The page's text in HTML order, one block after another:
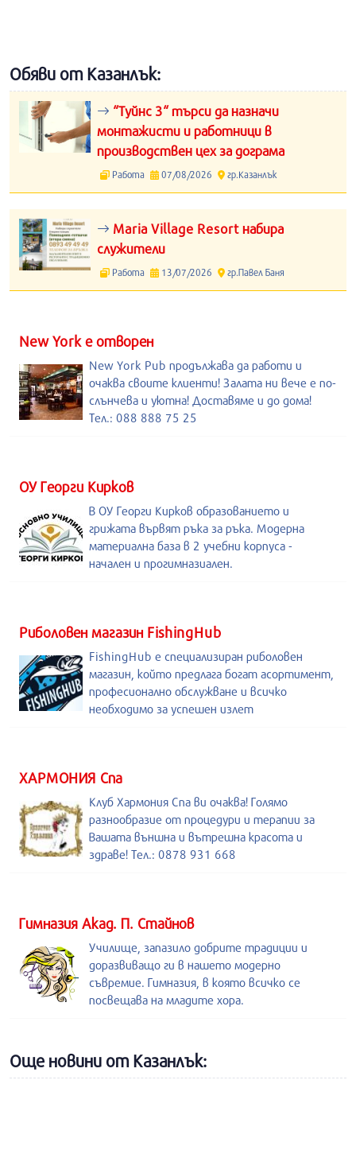
Обяви от Казанлък:
“Туйнс 3“ търси да назначи
монтажисти и работници в
производствен цех за дограма
Работа 07/08/2026 гр.Казанлък
Maria Village Resort набира
служители
Работа 13/07/2026 гр.Павел Баня
New York е отворен
New York Pub продължава да работи и
очаква своите клиенти! Залата ни вече е по-
слънчева и уютна! Доставяме и до дома!
Тел.: 088 888 75 25
ОУ Георги Кирков
В ОУ Георги Кирков образованието и
грижата вървят ръка за ръка. Модерна
материална база в 2 учебни корпуса -
начален и прогимназиален.
Риболовен магазин FishingHub
FishingHub е специализиран риболовен
магазин, който предлага богат асортимент,
професионално обслужване и всичко
необходимо за успешен излет
ХАРМОНИЯ Спа
Клуб Хармония Спа ви очаква! Голямо
разнообразие от процедури и терапии за
Вашата външна и вътрешна красота и
здраве! Тел.: 0878 931 668
Гимназия Акад. П. Стайнов
Училище, запазило добрите традиции и
доразвиващо ги в нашето модерно
съвремие. Гимназия, в която всичко се
посвещава на младите хора.
Още новини от Казанлък: